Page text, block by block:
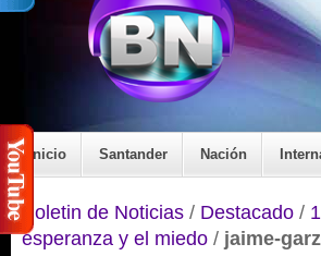
Inicio Santander Nación
Boletin de Noticias / Destacado /
esperanza y el miedo / jaime-